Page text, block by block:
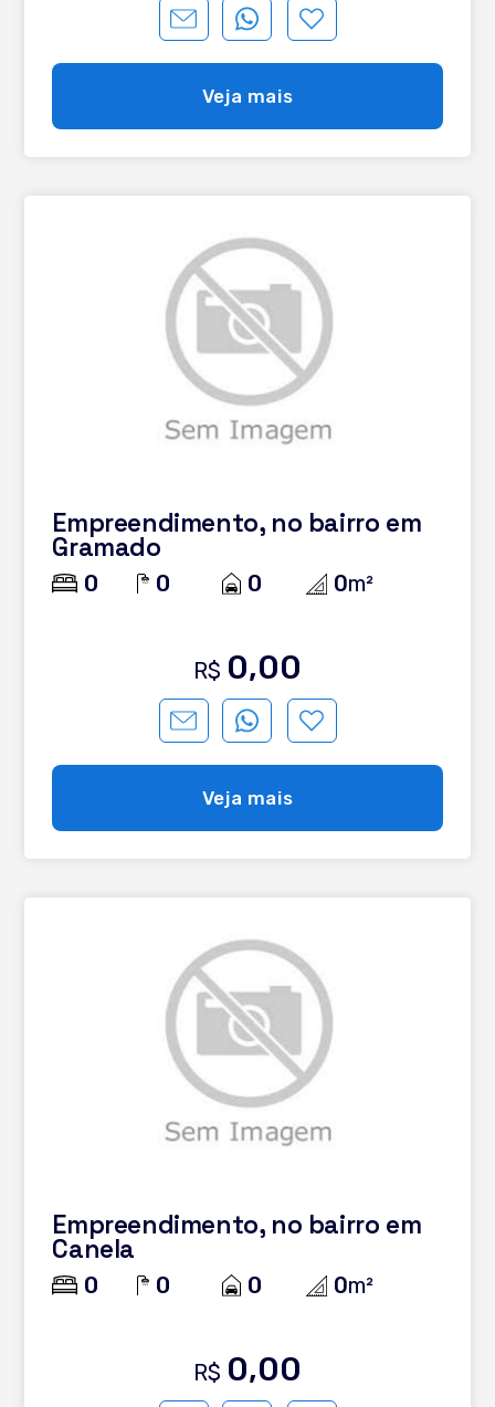
Veja mais
Empreendimento, no bairro em
Gramado
0 0 0 0m²
R$ 0,00
Veja mais
Empreendimento, no bairro em
Canela
0 0 0 0m²
R$ 0,00